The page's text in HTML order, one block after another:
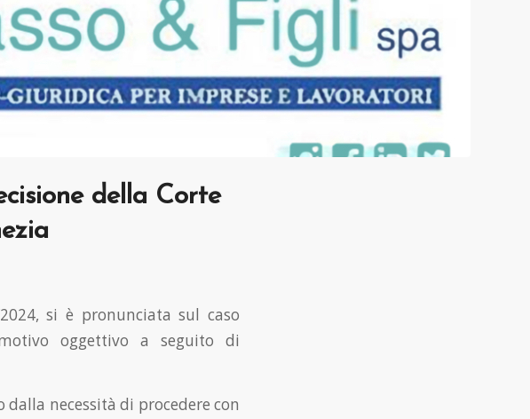
della Corte
si è pronunciata sul caso
oggettivo a seguito di
necessità di procedere con